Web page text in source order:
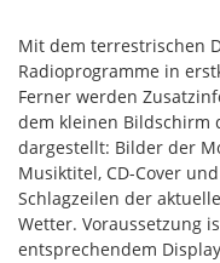
Mit dem terrestrischen
Radioprogramme in
Ferner werden
dem kleinen Bildschirm
dargestellt: Bilder der
Musiktitel, CD-Cover
Schlagzeilen der
Wetter. Voraussetzung
entsprechendem